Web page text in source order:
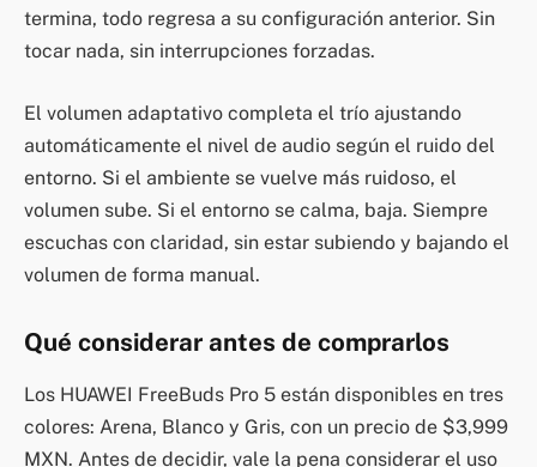
termina, todo regresa a su configuración anterior. Sin
tocar nada, sin interrupciones forzadas.
El volumen adaptativo completa el trío ajustando
automáticamente el nivel de audio según el ruido del
entorno. Si el ambiente se vuelve más ruidoso, el
volumen sube. Si el entorno se calma, baja. Siempre
escuchas con claridad, sin estar subiendo y bajando el
volumen de forma manual.
Qué considerar antes de comprarlos
Los HUAWEI FreeBuds Pro 5 están disponibles en tres
colores: Arena, Blanco y Gris, con un precio de $3,999
MXN. Antes de decidir, vale la pena considerar el uso